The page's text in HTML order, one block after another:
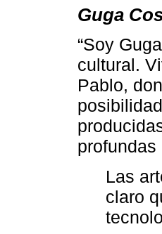
Guga
“Soy
cultural.
Pablo,
Las
claro